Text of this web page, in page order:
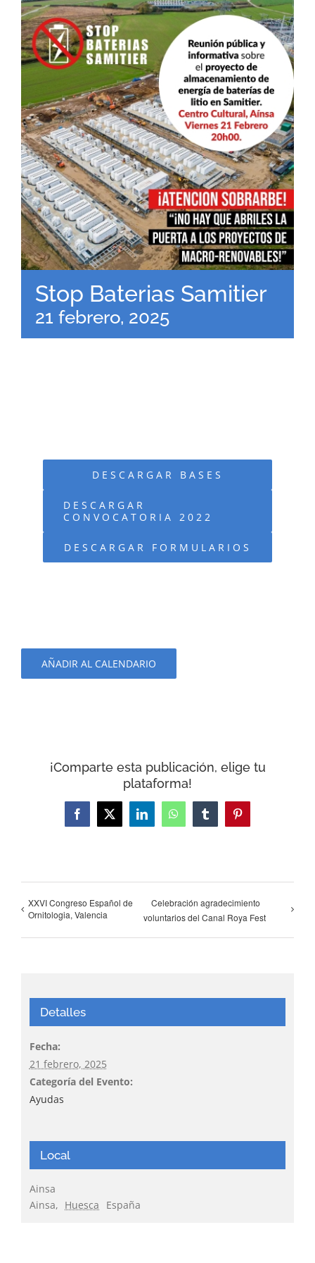
RECURSOS
NOTICIAS
CONTACTO
CARRITO
Stop Baterias Samitier
21 febrero, 2025
DESCARGAR BASES
DESCARGAR
CONVOCATORIA 2022
DESCARGAR FORMULARIOS
AÑADIR AL CALENDARIO
¡Comparte esta publicación, elige tu
plataforma!
Facebook
X LinkedInWhatsAppTumblrPinterest
XXVI Congreso Español de
Ornitologia, Valencia
Celebración agradecimiento
voluntarios del Canal Roya Fest
Detalles
Fecha:
21 febrero, 2025
Categoría del Evento:
Ayudas
Local
Ainsa
Ainsa, Huesca España